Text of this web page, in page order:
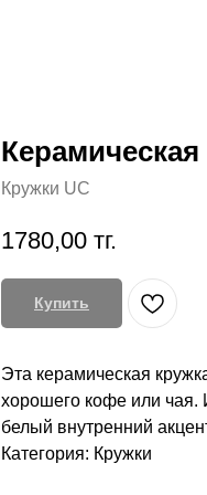
Кружки UC
1780,00 тг.
Купить
Эта керамическая
хорошего кофе или
белый внутренний
Категория: Кружки